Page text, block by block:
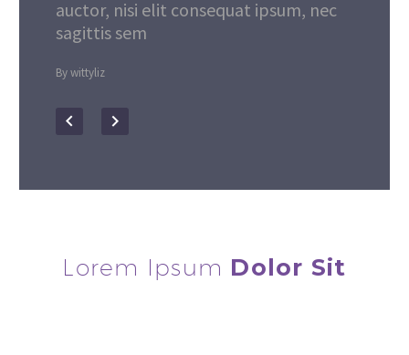
auctor, nisi elit consequat ipsum, nec
sagittis sem
By wittyliz
Lorem Ipsum Dolor Sit